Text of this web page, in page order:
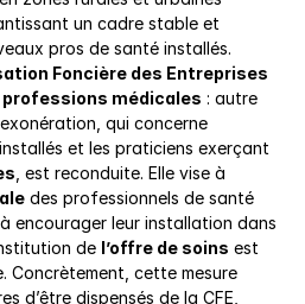
un cadre stable et
pros de santé installés.
Foncière des Entreprises
professions médicales : autre
qui concerne
et les praticiens exerçant
, est reconduite. Elle vise à
des professionnels de santé
encourager leur installation dans
de l’offre de soins est
cette mesure
d’être dispensés de la CFE,